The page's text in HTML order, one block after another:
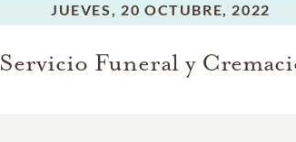
JUEVES, 20 OCTUBRE, 2022
Servicio Funeral y